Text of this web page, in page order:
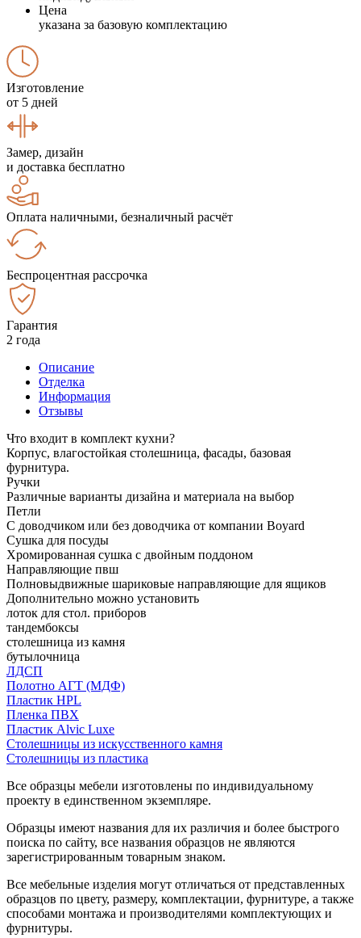
Цена
указана за базовую комплектацию
Изготовление
от 5 дней
Замер, дизайн
и доставка бесплатно
Оплата наличными, безналичный расчёт
Беспроцентная рассрочка
Гарантия
2 года
Описание
Отделка
Информация
Отзывы
Что входит в комплект кухни?
Корпус, влагостойкая столешница, фасады, базовая
фурнитура.
Ручки
Различные варианты дизайна и материала на выбор
Петли
С доводчиком или без доводчика от компании Boyard
Сушка для посуды
Хромированная сушка с двойным поддоном
Направляющие пвш
Полновыдвижные шариковые направляющие для ящиков
Дополнительно можно установить
лоток для стол. приборов
тандембоксы
столешница из камня
бутылочница
ЛДСП
Полотно АГТ (МДФ)
Пластик HPL
Пленка ПВХ
Пластик Alvic Luxe
Столешницы из искусственного камня
Столешницы из пластика
Все образцы мебели изготовлены по индивидуальному
проекту в единственном экземпляре.
Образцы имеют названия для их различия и более быстрого
поиска по сайту, все названия образцов не являются
зарегистрированным товарным знаком.
Все мебельные изделия могут отличаться от представленных
образцов по цвету, размеру, комплектации, фурнитуре, а также
способами монтажа и производителями комплектующих и
фурнитуры.